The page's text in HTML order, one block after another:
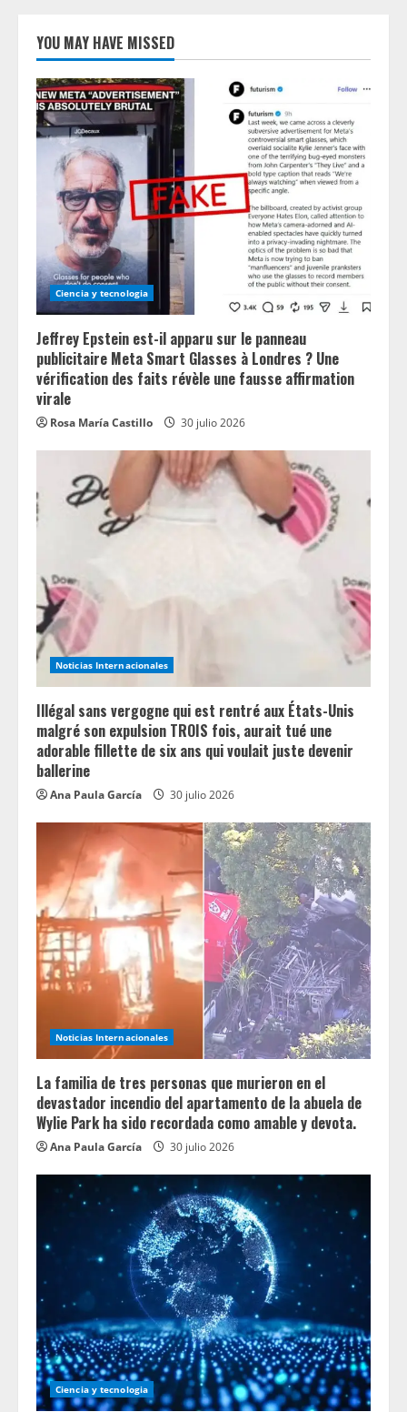
YOU MAY HAVE MISSED
Ciencia y tecnologia
Jeffrey Epstein est-il apparu sur le panneau
publicitaire Meta Smart Glasses à Londres ? Une
vérification des faits révèle une fausse affirmation
virale
Rosa María Castillo 30 julio 2026
Noticias Internacionales
Illégal sans vergogne qui est rentré aux États-Unis
malgré son expulsion TROIS fois, aurait tué une
adorable fillette de six ans qui voulait juste devenir
ballerine
Ana Paula García 30 julio 2026
Noticias Internacionales
La familia de tres personas que murieron en el
devastador incendio del apartamento de la abuela de
Wylie Park ha sido recordada como amable y devota.
Ana Paula García 30 julio 2026
Ciencia y tecnologia